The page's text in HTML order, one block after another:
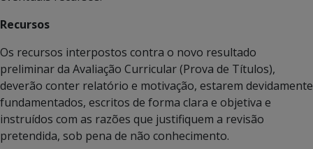
Recursos
Os recursos interpostos contra o novo resultado
preliminar da Avaliação Curricular (Prova de Títulos),
deverão conter relatório e motivação, estarem devidamente
fundamentados, escritos de forma clara e objetiva e
instruídos com as razões que justifiquem a revisão
pretendida, sob pena de não conhecimento.